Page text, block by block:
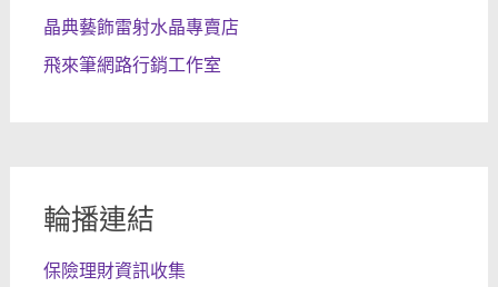
晶典藝飾雷射水晶專賣店
飛來筆網路行銷工作室
輪播連結
保險理財資訊收集